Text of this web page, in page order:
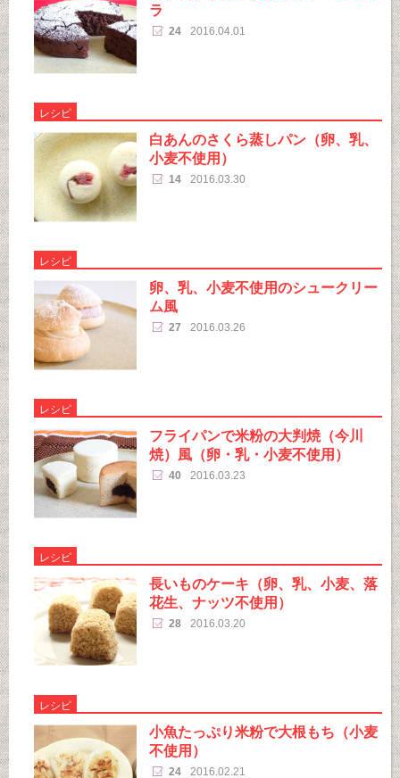
ラ
24 2016.04.01
レシピ
白あんのさくら蒸しパン（卵、乳、
小麦不使用）
14 2016.03.30
レシピ
卵、乳、小麦不使用のシュークリー
ム風
27 2016.03.26
レシピ
フライパンで米粉の大判焼（今川
焼）風（卵・乳・小麦不使用）
40 2016.03.23
レシピ
長いものケーキ（卵、乳、小麦、落
花生、ナッツ不使用）
28 2016.03.20
レシピ
小魚たっぷり米粉で大根もち（小麦
不使用）
24 2016.02.21